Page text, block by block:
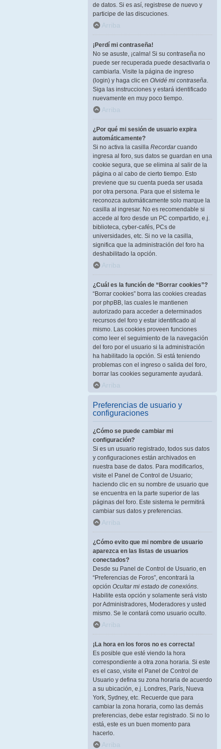
de datos. Si es así, registrese de nuevo y
participe de las discuciones.
Arriba
¡Perdí mi contraseña!
No se asuste, ¡calma! Si su contraseña no
puede ser recuperada puede desactivarla o
cambiarla. Visite la página de ingreso
(login) y haga clic en Olvidé mi contraseña.
Siga las instrucciones y estará identificado
nuevamente en muy poco tiempo.
Arriba
¿Por qué mi sesión de usuario expira
automáticamente?
Si no activa la casilla Recordarcuando
ingresa al foro, sus datos se guardan en una
cookie segura, que se elimina al salir de la
página o al cabo de cierto tiempo. Esto
previene que su cuenta pueda ser usada
por otra persona. Para que el sistema le
reconozca automáticamente solo marque la
casilla al ingresar. No es recomendable si
accede al foro desde un PC compartido, e.j.
biblioteca, cyber-cafés, PCs de
universidades, etc. Si no ve la casilla,
significa que la administración del foro ha
deshabilitado la opción.
Arriba
¿Cuál es la función de “Borrar cookies”?
“Borrar cookies” borra las cookies creadas
por phpBB, las cuales le mantienen
autorizado para acceder a determinados
recursos del foro y estar identificado al
mismo. Las cookies proveen funciones
como leer el seguimiento de la navegación
del foro por el usuario si la administración
ha habilitado la opción. Si está teniendo
problemas con el ingreso o salida del foro,
borrar las cookies seguramente ayudará.
Arriba
Preferencias de usuario y
configuraciones
¿Cómo se puede cambiar mi
configuración?
Si es un usuario registrado, todos sus datos
y configuraciones están archivados en
nuestra base de datos. Para modificarlos,
visite el Panel de Control de Usuario;
haciendo clic en su nombre de usuario que
se encuentra en la parte superior de las
páginas del foro. Este sistema le permitirá
cambiar sus datos y preferencias.
Arriba
¿Cómo evito que mi nombre de usuario
aparezca en las listas de usuarios
conectados?
Desde su Panel de Control de Usuario, en
“Preferencias de Foros”, encontrará la
opción Ocultar mi estado de conexións.
Habilite esta opción y solamente será visto
por Administradores, Moderadores y usted
mismo. Se le contará como usuario oculto.
Arriba
¡La hora en los foros no es correcta!
Es posible que esté viendo la hora
correspondiente a otra zona horaria. Si este
es el caso, visite el Panel de Control de
Usuario y defina su zona horaria de acuerdo
a su ubicación, e.j. Londres, París, Nueva
York, Sydney, etc. Recuerde que para
cambiar la zona horaria, como las demás
preferencias, debe estar registrado. Si no lo
está, este es un buen momento para
hacerlo.
Arriba